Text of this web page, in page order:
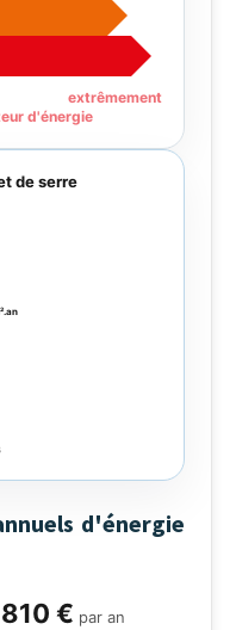
extrêmement
d'énergie
de serre
d'énergie
€ par an